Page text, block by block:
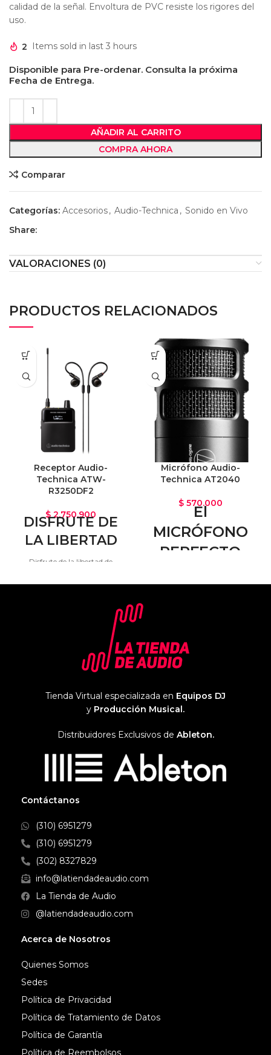
calidad de la señal. Envoltura de PVC resiste los rigores del
uso.
2 Items sold in last 3 hours
Disponible para Pre-ordenar. Consulta la próxima
Fecha de Entrega.
AÑADIR AL CARRITO
COMPRA AHORA
Comparar
Categorías: Accesorios, Audio-Technica , Sonido en Vivo
Share:
VALORACIONES (0)
PRODUCTOS RELACIONADOS
Receptor Audio-
Technica ATW-
R3250DF2
$2.750.900
DISFRUTE DE
LA LIBERTAD
Disfrute de la libertad de
escuche un sonido más
inalámbrico in-ear Audio-
Technica ATW-3255 de la serie
3000, un sistema IEM duradero
que ofrece un sonido de calidad
profesional con un rendimiento
en directo en conciertos o en
lugares de culto.
Micrófono Audio-
Technica AT2040
$570.000
El
MICRÓFONO
PERFECTO
sonido de calidad profesional. El
micrófono ofrece un soporte
amortiguador integrado
controlar cualquier ruido, golpe
o vibración transmitida a través
Tienda Virtual especializada en Equipos DJ
y Producción Musical.
Distribuidores Exclusivos de Ableton.
Contáctanos
(310) 6951279
(310) 6951279
(302) 8327829
info@latiendadeaudio.com
La Tienda de Audio
@latiendadeaudio.com
Acerca de Nosotros
Quienes Somos
Sedes
Política de Privacidad
Política de Tratamiento de Datos
Política de Garantía
Política de Reembolsos